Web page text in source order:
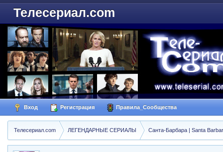
Телесериал.com
Вход Регистрация Правила_Сообщества
Телесериал.com ЛЕГЕНДАРНЫЕ СЕРИАЛЫ Санта-Барбара | Santa